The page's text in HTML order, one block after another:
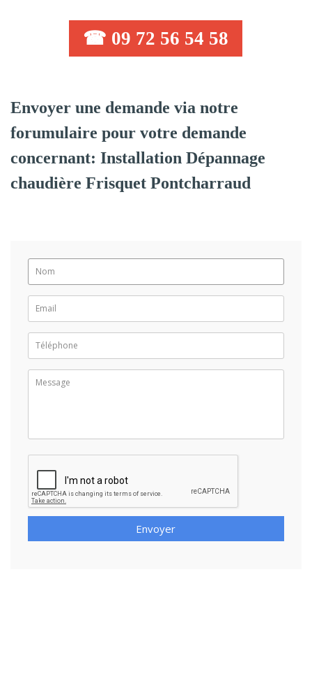
☎ 09 72 56 54 58
Envoyer une demande via notre
forumulaire pour votre demande
concernant: Installation Dépannage
chaudière Frisquet Pontcharraud
Envoyer